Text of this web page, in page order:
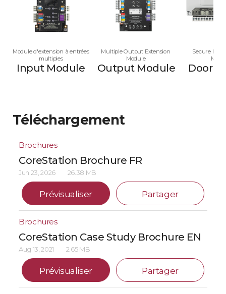
Module d'extension à entrées
multiples
Input Module
Multiple Output Extension
Module
Output Module
Secure
Door
Téléchargement
Brochures
CoreStation Brochure FR
Jun 23, 2026 26.38 MB
Prévisualiser Partager
Brochures
CoreStation Case Study Brochure EN
Aug 13, 2021 2.65 MB
Prévisualiser Partager